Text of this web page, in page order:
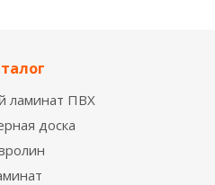
ламинат ПВХ
доска